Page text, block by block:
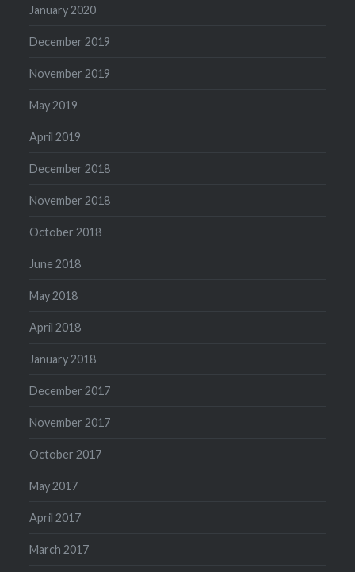
January 2020
December 2019
November 2019
May 2019
April 2019
December 2018
November 2018
October 2018
June 2018
May 2018
April 2018
January 2018
December 2017
November 2017
October 2017
May 2017
April 2017
March 2017